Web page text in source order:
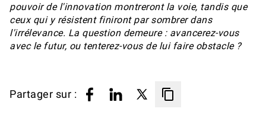
pouvoir de l'innovation montreront la voie, tandis que
ceux qui y résistent finiront par sombrer dans
l'irrélevance. La question demeure : avancerez-vous
avec le futur, ou tenterez-vous de lui faire obstacle ?
Partager sur :